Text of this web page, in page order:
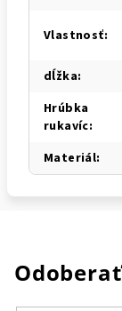
Vlastnosť:
dĺžka:
Hrúbka
rukavíc:
Materiál: